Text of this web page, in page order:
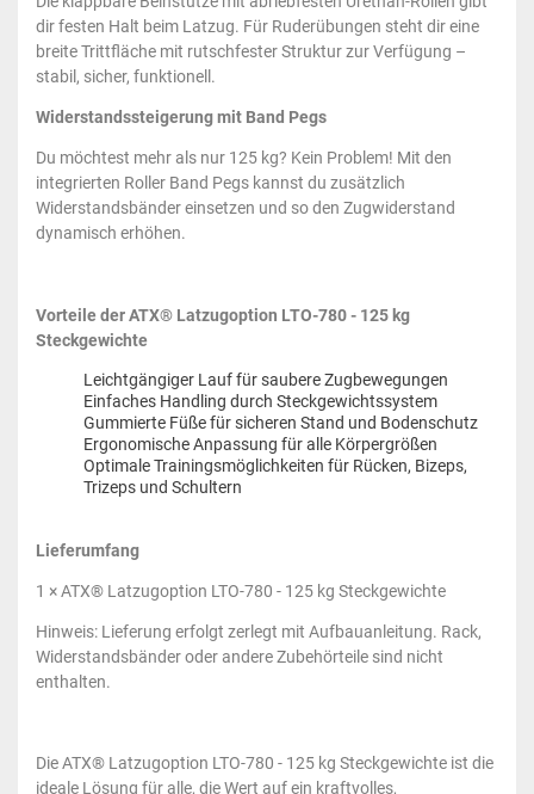
dir festen Halt beim Latzug. Für Ruderübungen steht dir eine
breite Trittfläche mit rutschfester Struktur zur Verfügung –
stabil, sicher, funktionell.
Widerstandssteigerung mit Band Pegs
Du möchtest mehr als nur 125 kg? Kein Problem! Mit den
integrierten Roller Band Pegs kannst du zusätzlich
Widerstandsbänder einsetzen und so den Zugwiderstand
dynamisch erhöhen.
Vorteile der ATX® Latzugoption LTO-780 - 125 kg
Steckgewichte
Leichtgängiger Lauf für saubere Zugbewegungen
Einfaches Handling durch Steckgewichtssystem
Gummierte Füße für sicheren Stand und Bodenschutz
Ergonomische Anpassung für alle Körpergrößen
Optimale Trainingsmöglichkeiten für Rücken, Bizeps,
Trizeps und Schultern
Lieferumfang
1 × ATX® Latzugoption LTO-780 - 125 kg Steckgewichte
Hinweis: Lieferung erfolgt zerlegt mit Aufbauanleitung. Rack,
Widerstandsbänder oder andere Zubehörteile sind nicht
enthalten.
Die ATX® Latzugoption LTO-780 - 125 kg Steckgewichte ist die
ideale Lösung für alle, die Wert auf ein kraftvolles,